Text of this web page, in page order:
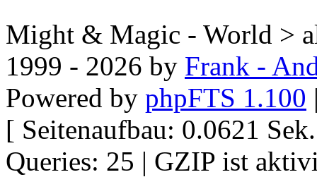
Might & Magic - World >
1999 - 2026 by Frank -
Powered by phpFTS 1.100
[ Seitenaufbau: 0.0621
Queries: 25 | GZIP ist